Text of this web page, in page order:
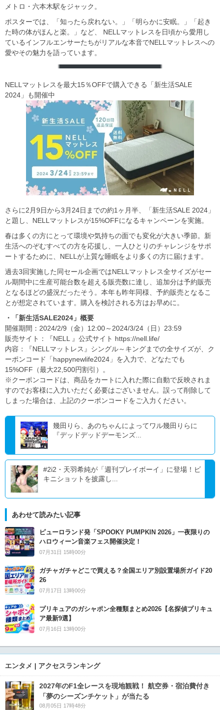
メトロ・六本木駅をジャック。
ポスターでは、「知ったら戻れない。」「明らかに安眠。」「起き
た時の体がほんと楽。」など、 NELLマットレスを日頃から愛用し
ているインフルエンサーたちがリアルな本音でNELLマットレスへの
愛やその魅力を語っています。
NELLマットレスを最大15％OFFで購入できる「新生活SALE
2024」も開催中
さらに2月9日から3月24日までの約1ヶ月半、「新生活SALE 2024」
と題し、NELLマットレスが15%OFFになるキャンペーンを実施。
春は多くの方にとって環境や気持ちの面でも変化が大きい季節。新
生活へのぞむすべての方を応援し、一人ひとりのチャレンジをサポ
ートするために、NELLが上質な睡眠をより多くの方に届けます。
過去3回実施した同セール企画ではNELLマットレス全サイズがセー
ル期間中に生産可能台数を超える販売数に達し、追加分は予約販売
となるほどの盛況だったそう。本年も昨年同様、予約販売となるこ
とが想定されています。購入を検討される方はお早めに。
・「新生活SALE2024」概要
開催期間：2024/2/9（金）12:00～2024/3/24（日）23:59
販売サイト：『NELL 』公式サイト https://nell.life/
内容：『NELLマットレス』シングル～キングまでの全サイズが、ク
ーポンコード「happynewlife2024」を入力で、どなたでも
15%OFF（最大22,500円割引）。
※クーポンコードは、商品をカートに入れた際に自動で反映されま
すのでお客様に入力いただく必要はございません。誤って削除して
しまった場合は、上記のクーポンコードをご入力ください。
幾田りら、あのちゃんによってワル幾田りらに
『デッドデッドデーモンズ...
#2i2・天羽希純が「週刊プレイボーイ」に登場！ビ
キニショットを披露し...
あわせて読みたい記事
ピューロランド発「SPOOKY PUMPKIN 2026」一夜限りの
ハロウィーン音楽フェス開催決定！
07月31日 15時00分
ガチャガチャどこで買える？全国エリア別設置場所ガイド20
26
07月17日 13時00分
プリキュアのガシャポン全種類まとめ2026【名探偵プリキュ
ア最新9選】
07月16日 13時00分
エンタメ | アクセスランキング
2027年のF1全レースを現地観戦！ 航空券・宿泊費付き
「夢のシーズンチケット」が当たる
08月05日 17時48分